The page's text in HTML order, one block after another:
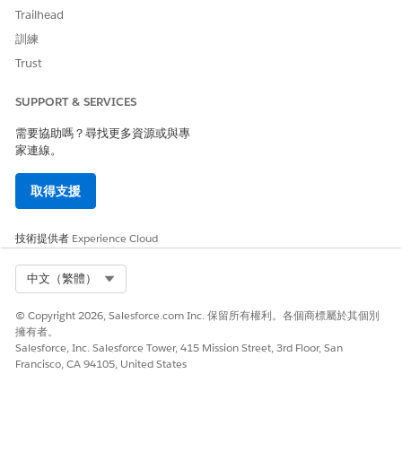
功能
欄位修訂
僅價格修訂行為
產品支援:僅價格修訂功能適用於搭售方案和以用量為基礎的產
衍生定價:當貢獻產品的價格變更時,系統支援衍生定價產品
(DPP) 的價格修訂。此流程會維護 DPP 的現有行為。
交易限制:價格修訂不適用於續約或取消。
此文章是否解決您的問題？
Trailhead
訓練
Trust
SUPPORT & SERVICES
需要協助嗎？尋找更多資源或與專
家連線。
取得支援
技術提供者 Experience Cloud
中文（繁體）
© Copyright 2026, Salesforce.com Inc. 保留所有權利。各個商標屬於其個別
擁有者。
Salesforce, Inc. Salesforce Tower, 415 Mission Street, 3rd Floor, San
Francisco, CA 94105, United States